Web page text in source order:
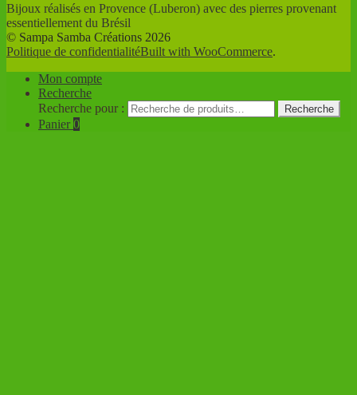
Bijoux réalisés en Provence (Luberon) avec des pierres provenant
essentiellement du Brésil
© Sampa Samba Créations 2026
Politique de confidentialitéBuilt with WooCommerce.
Mon compte
Recherche
Recherche pour :
Recherche
Panier0